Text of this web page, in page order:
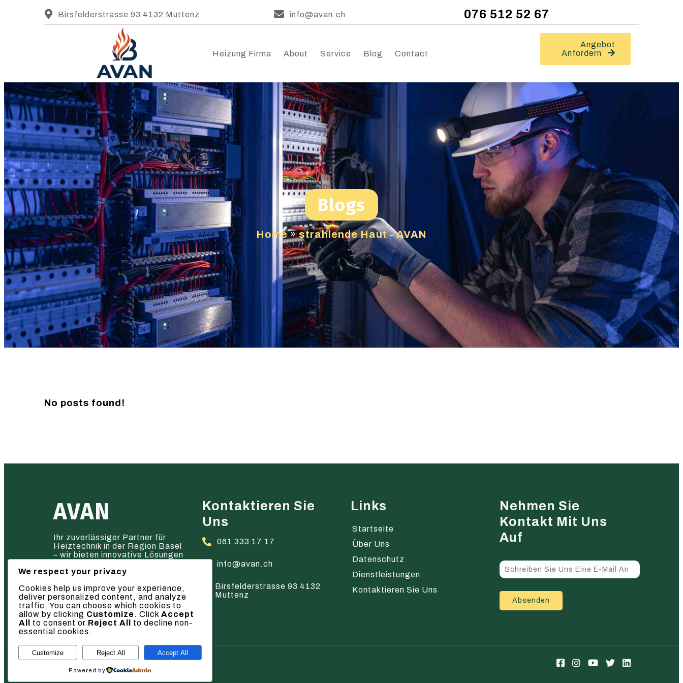
Birsfelderstrasse 93 4132 Muttenz info@avan.ch 076 512 52 67
Heizung Firma About Service Blog Contact
Angebot
Anfordern
Blogs
Home»strahlende Haut - AVAN
No posts found!
AVAN
Ihr zuverlässiger Partner für
Heiztechnik in der Region Basel
– wir bieten innovative Lösungen
Kontaktieren Sie
Uns
061 333 17 17
info@avan.ch
Birsfelderstrasse 93 4132
Muttenz
Links
Startseite
Über Uns
Datenschutz
Dienstleistungen
Kontaktieren Sie Uns
Nehmen Sie
Kontakt Mit Uns
Auf
Absenden
© 2026 AVAN
We respect your privacy
Cookies help us improve your experience,
deliver personalized content, and analyze
traffic. You can choose which cookies to
allow by clicking Customize . Click Accept
All
to consent or Reject All
to decline non-
essential cookies.
Customize Reject All Accept All
Powered by